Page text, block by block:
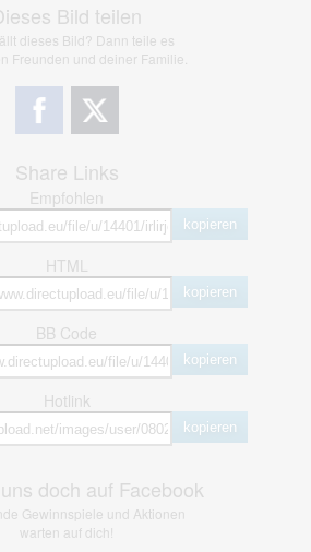
Bild teilen
dieses Bild? Dann teile es
Freunden und deiner Familie.
Share Links
Empfohlen
kopieren
HTML
kopieren
BB Code
kopieren
Hotlink
kopieren
doch auf Facebook
Gewinnspiele und Aktionen
warten auf dich!